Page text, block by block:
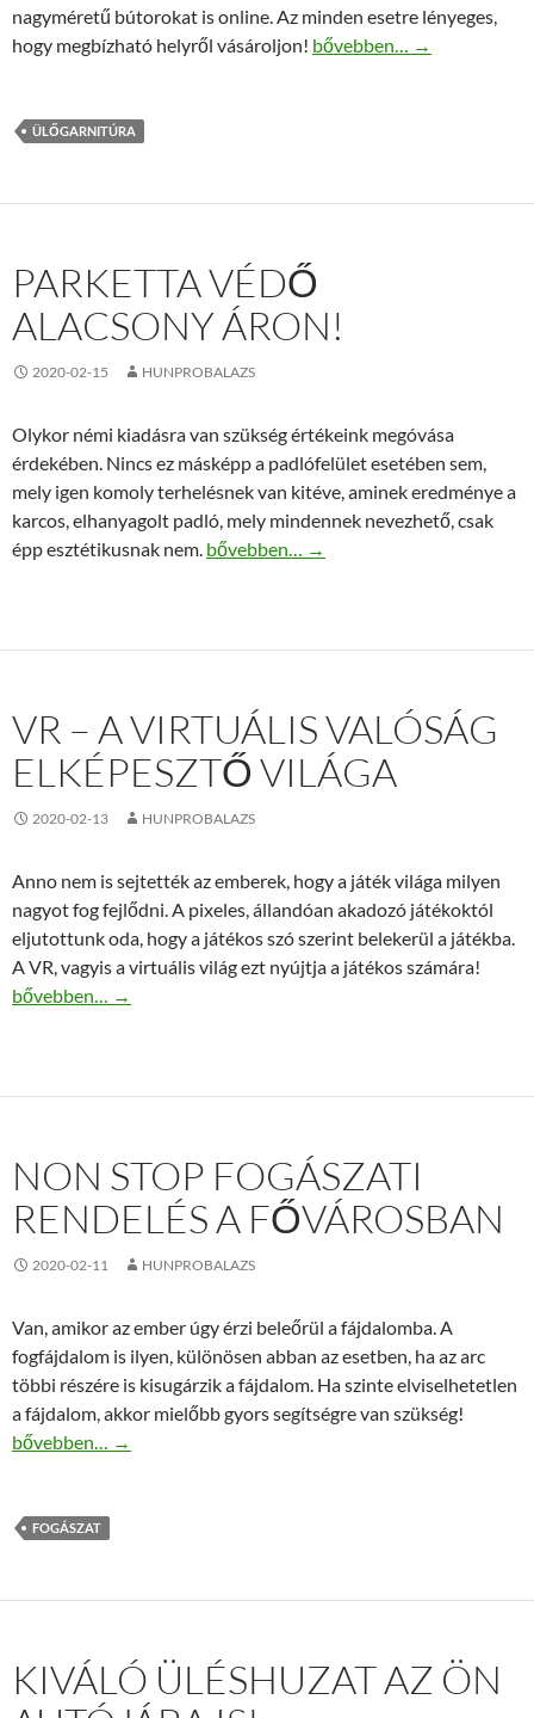
nagyméretű bútorokat is online. Az minden esetre lényeges,
hogy megbízható helyről vásároljon! Ülőgarnitúra – Vásároljon
bővebben… →
ÜLŐGARNITÚRA
PARKETTA VÉDŐ
ALACSONY ÁRON!
2020-02-15 HUNPROBALAZS
Olykor némi kiadásra van szükség értékeink megóvása
érdekében. Nincs ez másképp a padlófelület esetében sem,
mely igen komoly terhelésnek van kitéve, aminek eredménye a
karcos, elhanyagolt padló, mely mindennek nevezhető, csak
épp esztétikusnak nem. Parketta védő alacsony áron!
bővebben… →
VR – A VIRTUÁLIS VALÓSÁG
ELKÉPESZTŐ VILÁGA
2020-02-13 HUNPROBALAZS
Anno nem is sejtették az emberek, hogy a játék világa milyen
nagyot fog fejlődni. A pixeles, állandóan akadozó játékoktól
eljutottunk oda, hogy a játékos szó szerint belekerül a játékba.
A VR, vagyis a virtuális világ ezt nyújtja a játékos számára!
VR – A virtuális valóság elképesztő világa
bővebben… →
NON STOP FOGÁSZATI
RENDELÉS A FŐVÁROSBAN
2020-02-11 HUNPROBALAZS
Van, amikor az ember úgy érzi beleőrül a fájdalomba. A
fogfájdalom is ilyen, különösen abban az esetben, ha az arc
többi részére is kisugárzik a fájdalom. Ha szinte elviselhetetlen
a fájdalom, akkor mielőbb gyors segítségre van szükség!
Non stop fogászati rendelés a fővárosban
bővebben… →
FOGÁSZAT
KIVÁLÓ ÜLÉSHUZAT AZ ÖN